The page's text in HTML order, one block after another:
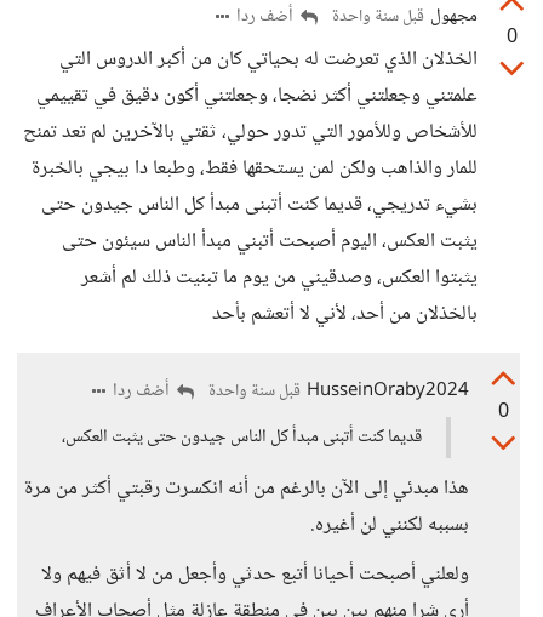
0
مجهول قبل سنة واحدة أضف ردا
الخذلان الذي تعرضت له بحياتي كان من أكبر الدروس التي
علمتني وجعلتني أكثر نضجا، وجعلتني أكون دقيق في تقييمي
للأشخاص وللأمور التي تدور حولي، ثقتي بالآخرين لم تعد تمنح
للمار والذاهب ولكن لمن يستحقها فقط، وطبعا دا بيجي بالخبرة
بشيء تدريجي، قديما كنت أتبنى مبدأ كل الناس جيدون حتى
يثبت العكس، اليوم أصبحت أتبني مبدأ الناس سيئون حتى
يثبتوا العكس، وصدقيني من يوم ما تبنيت ذلك لم أشعر
بالخذلان من أحد، لأني لا أتعشم بأحد
0
HusseinOraby2024 قبل سنة واحدة
أضف ردا
قديما كنت أتبنى مبدأ كل الناس جيدون حتى يثبت العكس،
هذا مبدئي إلى الآن بالرغم من أنه انكسرت رقبتي أكثر من مرة
بسببه لكنني لن أغيره.
ولعلني أصبحت أحيانا أتبع حدثي وأجعل من لا أثق فيهم ولا